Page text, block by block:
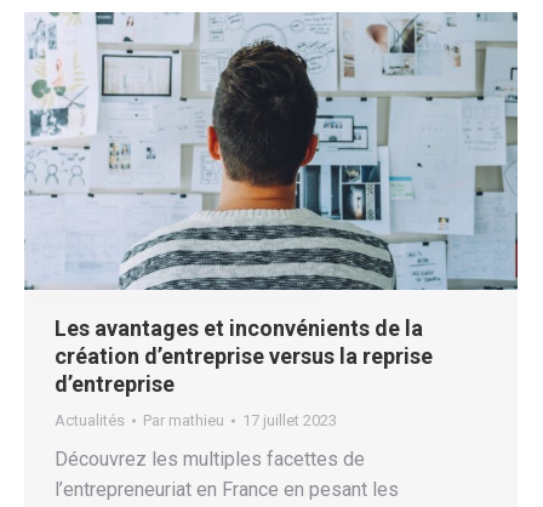
Les avantages et inconvénients de la
création d’entreprise versus la reprise
d’entreprise
Actualités Par mathieu 17 juillet 2023
Découvrez les multiples facettes de
l’entrepreneuriat en France en pesant les